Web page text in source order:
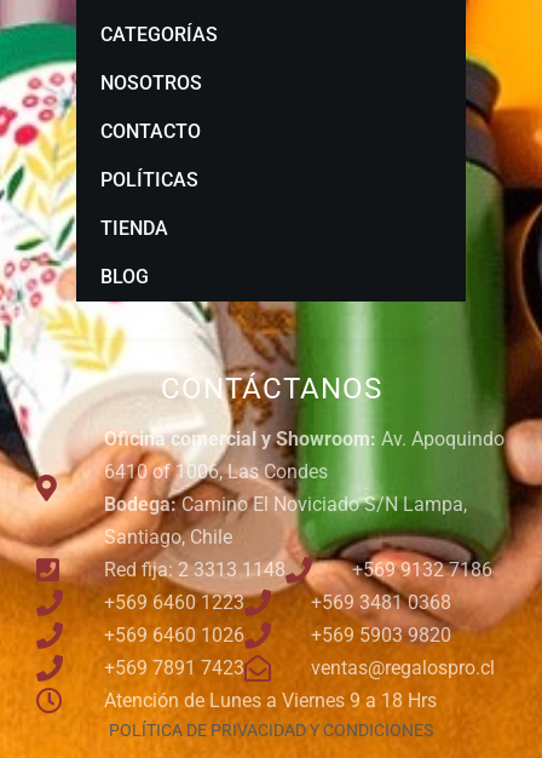
CONTÁCTANOS
Oficina comercial y Showroom: Av. Apoquindo
6410 of 1006, Las Condes
Bodega:Camino El Noviciado S/N Lampa,
Santiago, Chile
Red fija: 2 3313 1148
+569 9132 7186
+569 6460 1223
+569 3481 0368
+569 6460 1026
+569 5903 9820
+569 7891 7423
ventas@regalospro.cl
Atención de Lunes a Viernes 9 a 18 Hrs
POLÍTICA DE PRIVACIDAD Y CONDICIONES
CATEGORÍAS
NOSOTROS
CONTACTO
POLÍTICAS
TIENDA
BLOG